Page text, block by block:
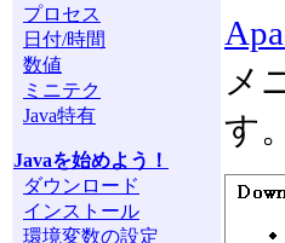
プロセス
日付/時間
数値
ミニテク
Java特有
Javaを始めよう！
ダウンロード
インストール
環境変数の設定
メ
す。